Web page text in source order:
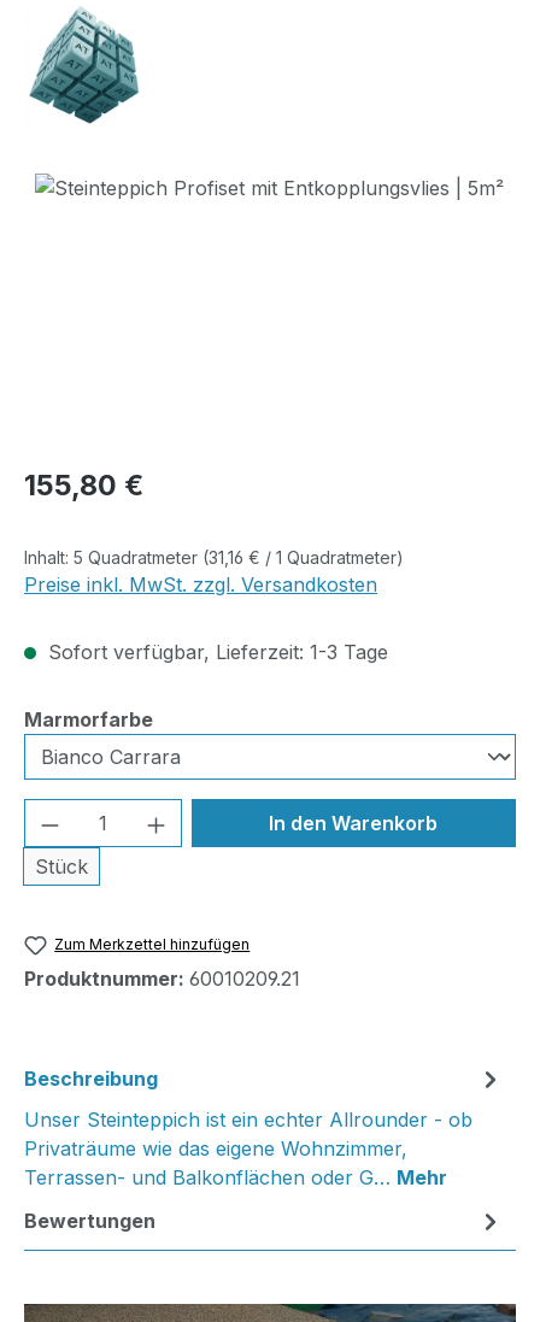
Regulärer Preis:
155,80 €
Inhalt: 5 Quadratmeter (31,16 € / 1 Quadratmeter)
Preise inkl. MwSt. zzgl. Versandkosten
Sofort verfügbar, Lieferzeit: 1-3 Tage
Marmorfarbeauswählen
Produkt Anzahl: Gib den
Stück
In den Warenkorb
Zum Merkzettel hinzufügen
Produktnummer: 60010209.21
Beschreibung
Unser Steinteppich ist ein echter Allrounder - ob
Privaträume wie das eigene Wohnzimmer,
Terrassen- und Balkonflächen oder G… Mehr
Bewertungen